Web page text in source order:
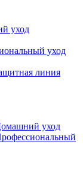
уход
уход
линия
уход